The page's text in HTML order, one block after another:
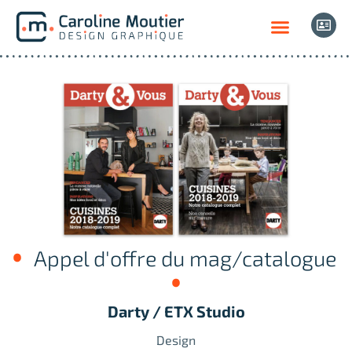
Appel d'offre du mag/catalogue
Darty / ETX Studio
Design